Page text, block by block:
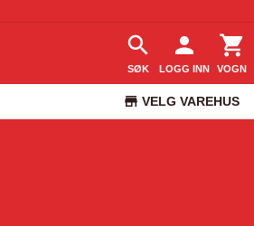
SØK LOGG INN VOGN
VELG VAREHUS